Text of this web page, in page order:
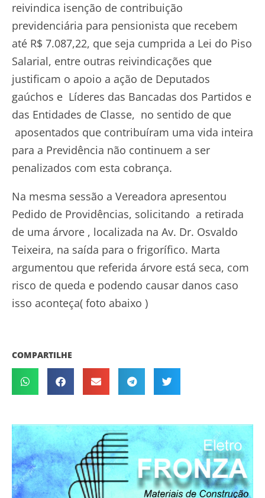
reivindica isenção de contribuição
previdenciária para pensionista que recebem
até R$ 7.087,22, que seja cumprida a Lei do Piso
Salarial, entre outras reivindicações que
justificam o apoio a ação de Deputados
gaúchos e Líderes das Bancadas dos Partidos e
das Entidades de Classe, no sentido de que
aposentados que contribuíram uma vida inteira
para a Previdência não continuem a ser
penalizados com esta cobrança.
Na mesma sessão a Vereadora apresentou
Pedido de Providências, solicitando a retirada
de uma árvore , localizada na Av. Dr. Osvaldo
Teixeira, na saída para o frigorífico. Marta
argumentou que referida árvore está seca, com
risco de queda e podendo causar danos caso
isso aconteça( foto abaixo )
COMPARTILHE